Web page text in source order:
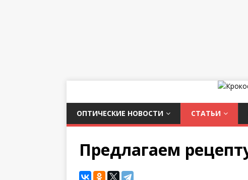
ОПТИЧЕСКИЕ НОВОСТИ СТАТЬИ
Предлагаем